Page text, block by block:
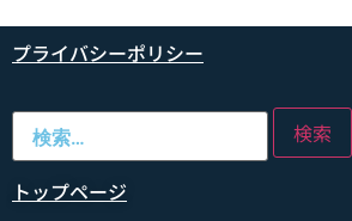
プライバシーポリシー
トップページ